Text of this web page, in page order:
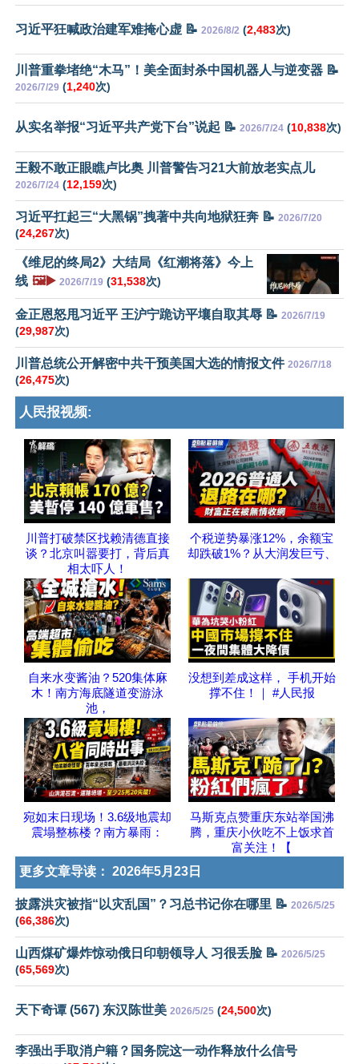
习近平狂喊政治建军难掩心虚 📝 2026/8/2 (2,483次)
川普重拳堵绝“木马”！美全面封杀中国机器人与逆变器 📝
2026/7/29 (1,240次)
从实名举报“习近平共产党下台”说起 📝 2026/7/24 (10,838次)
王毅不敢正眼瞧卢比奥 川普警告习21大前放老实点儿
2026/7/24 (12,159次)
习近平扛起三“大黑锅”拽著中共向地狱狂奔 📝 2026/7/20
(24,267次)
《维尼的终局2》大结局《红潮将落》今上
线 🖼️▶️ 2026/7/19 (31,538次)
金正恩怒甩习近平 王沪宁跪访平壤自取其辱 📝 2026/7/19
(29,987次)
川普总统公开解密中共干预美国大选的情报文件 2026/7/18
(26,475次)
人民报视频:
川普打破禁区找赖清德直接
谈？北京叫嚣要打，背后真
相太吓人！
个税逆势暴涨12%，余额宝
却跌破1%？从大润发巨亏、
自来水变酱油？520集体麻
木！南方海底隧道变游泳
池，
没想到差成这样， 手机开始
撑不住！｜ #人民报
宛如末日现场！3.6级地震却
震塌整栋楼？南方暴雨：
马斯克点赞重庆东站举国沸
腾，重庆小伙吃不上饭求首
富关注！【
更多文章导读： 2026年5月23日
披露洪灾被指“以灾乱国”？习总书记你在哪里 📝 2026/5/25
(66,386次)
山西煤矿爆炸惊动俄日印朝领导人 习很丢脸 📝 2026/5/25
(65,569次)
天下奇谭 (567) 东汉陈世美 2026/5/25 (24,500次)
李强出手取消户籍？国务院这一动作释放什么信号